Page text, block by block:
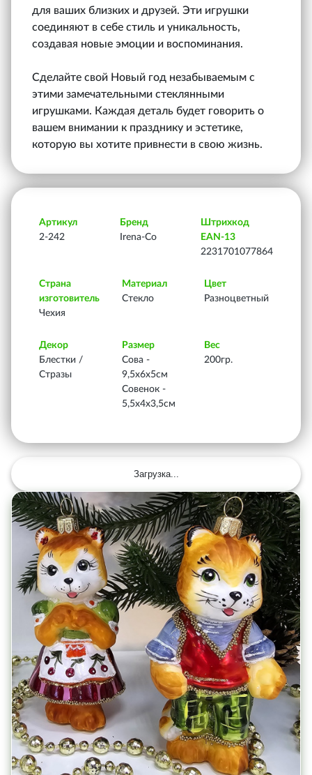
для ваших близких и друзей. Эти игрушки
соединяют в себе стиль и уникальность,
создавая новые эмоции и воспоминания.
Сделайте свой Новый год незабываемым с
этими замечательными стеклянными
игрушками. Каждая деталь будет говорить о
вашем внимании к празднику и эстетике,
которую вы хотите привнести в свою жизнь.
Артикул
2-242
Бренд
Irena-Co
Штрихкод
EAN-13
2231701077864
Страна
изготовитель
Чехия
Материал
Стекло
Цвет
Разноцветный
Декор
Блестки /
Стразы
Размер
Сова -
9,5х6х5см
Совенок -
5,5х4х3,5см
Вес
200гр.
Загрузка...